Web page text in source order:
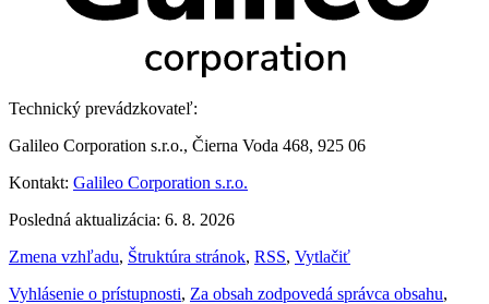
Technický prevádzkovateľ:
Galileo Corporation s.r.o., Čierna Voda 468, 925 06
Kontakt: Galileo Corporation s.r.o.
Posledná aktualizácia: 6. 8. 2026
Zmena vzhľadu, Štruktúra stránok, RSS, Vytlačiť
Vyhlásenie o prístupnosti, Za obsah zodpovedá správca obsahu,